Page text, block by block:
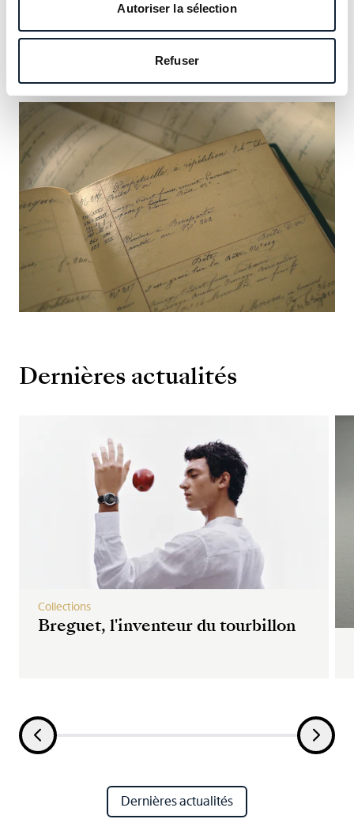
Autoriser la sélection
Refuser
notre héritage et saisissez l’occasion d’y inscrire le vôtre.
Dernières actualités
Breguet, l'inventeur du tourbillon
Collections
Dernières actualités